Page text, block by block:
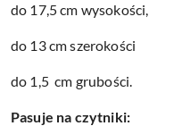
do 17,5 cm wysokości,
do 13 cm szerokości
do 1,5 cm grubości.
Pasuje na czytniki: